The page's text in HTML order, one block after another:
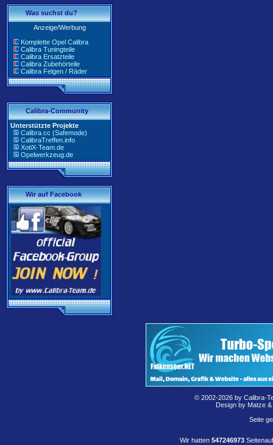
Was suchst du?
Anzeige/Werbung
Komplette Opel Calibra
Calibra Tuningteile
Calibra Ersatzteile
Calibra Zubehörteile
Calibra Felgen / Räder
Calibra-Community
Unterstützte Projekte
Calibra.cc (Safemode)
CalibraTreffen.info
XotiX-Team.de
Opelwerkzeug.de
Wir auf Facebook
© 2002-2026 by Calibra-
Design by Matze
Seite
Wir hatten 547246973